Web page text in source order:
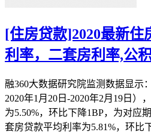
[住房贷款]2020最新住
利率，二套房利率,公
融360大数据研究院监测数据显示
2020年1月20日-2020年2月19日）
为5.50%，环比下降1BP，为对应
套房贷款平均利率为5.81%，环比